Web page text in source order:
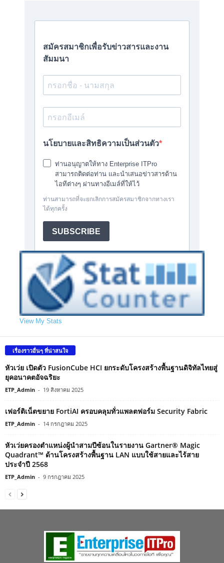
View My Stats
เรื่องราวอื่นๆ ที่น่าสนใจ
หัวเว่ย เปิดตัว FusionCube HCI ยกระดับโครงสร้างพื้นฐานดิจิทัลไทยสู่
ยุคอนาคตอัจฉริยะ
ETP_Admin - 19 สิงหาคม 2025
เฟอร์ติเน็ตขยาย FortiAI ครอบคลุมทั่วแพลตฟอร์ม Security Fabric
ETP_Admin - 14 กรกฎาคม 2025
หัวเว่ยครองตำแหน่งผู้นำสามปีซ้อนในรายงาน Gartner® Magic
Quadrant™ ด้านโครงสร้างพื้นฐาน LAN แบบใช้สายและไร้สาย
ประจำปี 2568
ETP_Admin - 9 กรกฎาคม 2025